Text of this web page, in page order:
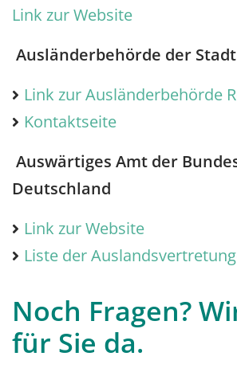
Link zur Website
Ausländerbehörde der
Link zur Ausländerbehörde
Kontaktseite
Auswärtiges Amt der
Deutschland
Link zur Website
Liste der
Noch Fragen?
für Sie da.